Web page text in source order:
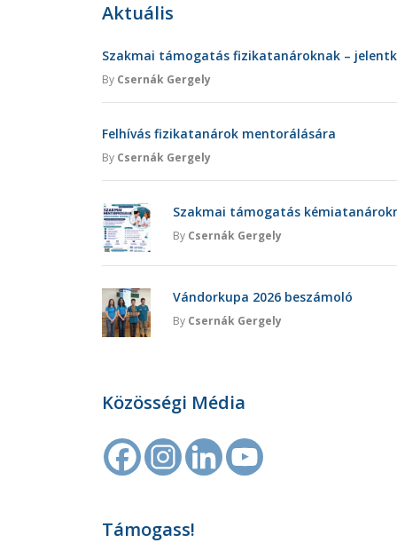
Aktuális
Szakmai támogatás fizikatanároknak –
By Csernák Gergely
Felhívás fizikatanárok mentorálására
By Csernák Gergely
Szakmai támogatás
By Csernák Gergely
Vándorkupa 2026 beszámoló
By Csernák Gergely
Közösségi Média
Támogass!